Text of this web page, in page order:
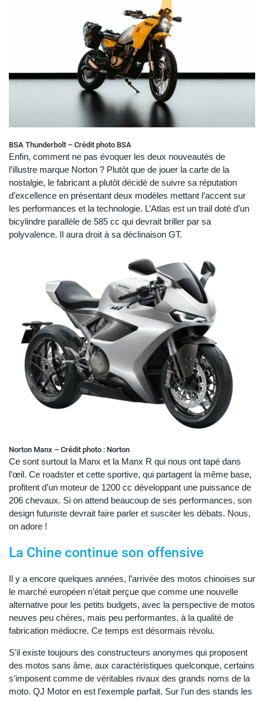
BSA Thunderbolt – Crédit photo BSA
Enfin, comment ne pas évoquer les deux nouveautés de
l’illustre marque Norton ? Plutôt que de jouer la carte de la
nostalgie, le fabricant a plutôt décidé de suivre sa réputation
d’excellence en présentant deux modèles mettant l’accent sur
les performances et la technologie. L’Atlas est un trail doté d’un
bicylindre parallèle de 585 cc qui devrait briller par sa
polyvalence. Il aura droit à sa déclinaison GT.
Norton Manx – Crédit photo : Norton
Ce sont surtout la Manx et la Manx R qui nous ont tapé dans
l’œil. Ce roadster et cette sportive, qui partagent la même base,
profitent d’un moteur de 1200 cc développant une puissance de
206 chevaux. Si on attend beaucoup de ses performances, son
design futuriste devrait faire parler et susciter les débats. Nous,
on adore !
La Chine continue son offensive
Il y a encore quelques années, l’arrivée des motos chinoises sur
le marché européen n’était perçue que comme une nouvelle
alternative pour les petits budgets, avec la perspective de motos
neuves peu chères, mais peu performantes, à la qualité de
fabrication médiocre. Ce temps est désormais révolu.
S’il existe toujours des constructeurs anonymes qui proposent
des motos sans âme, aux caractéristiques quelconque, certains
s’imposent comme de véritables rivaux des grands noms de la
moto. QJ Motor en est l’exemple parfait. Sur l’un des stands les